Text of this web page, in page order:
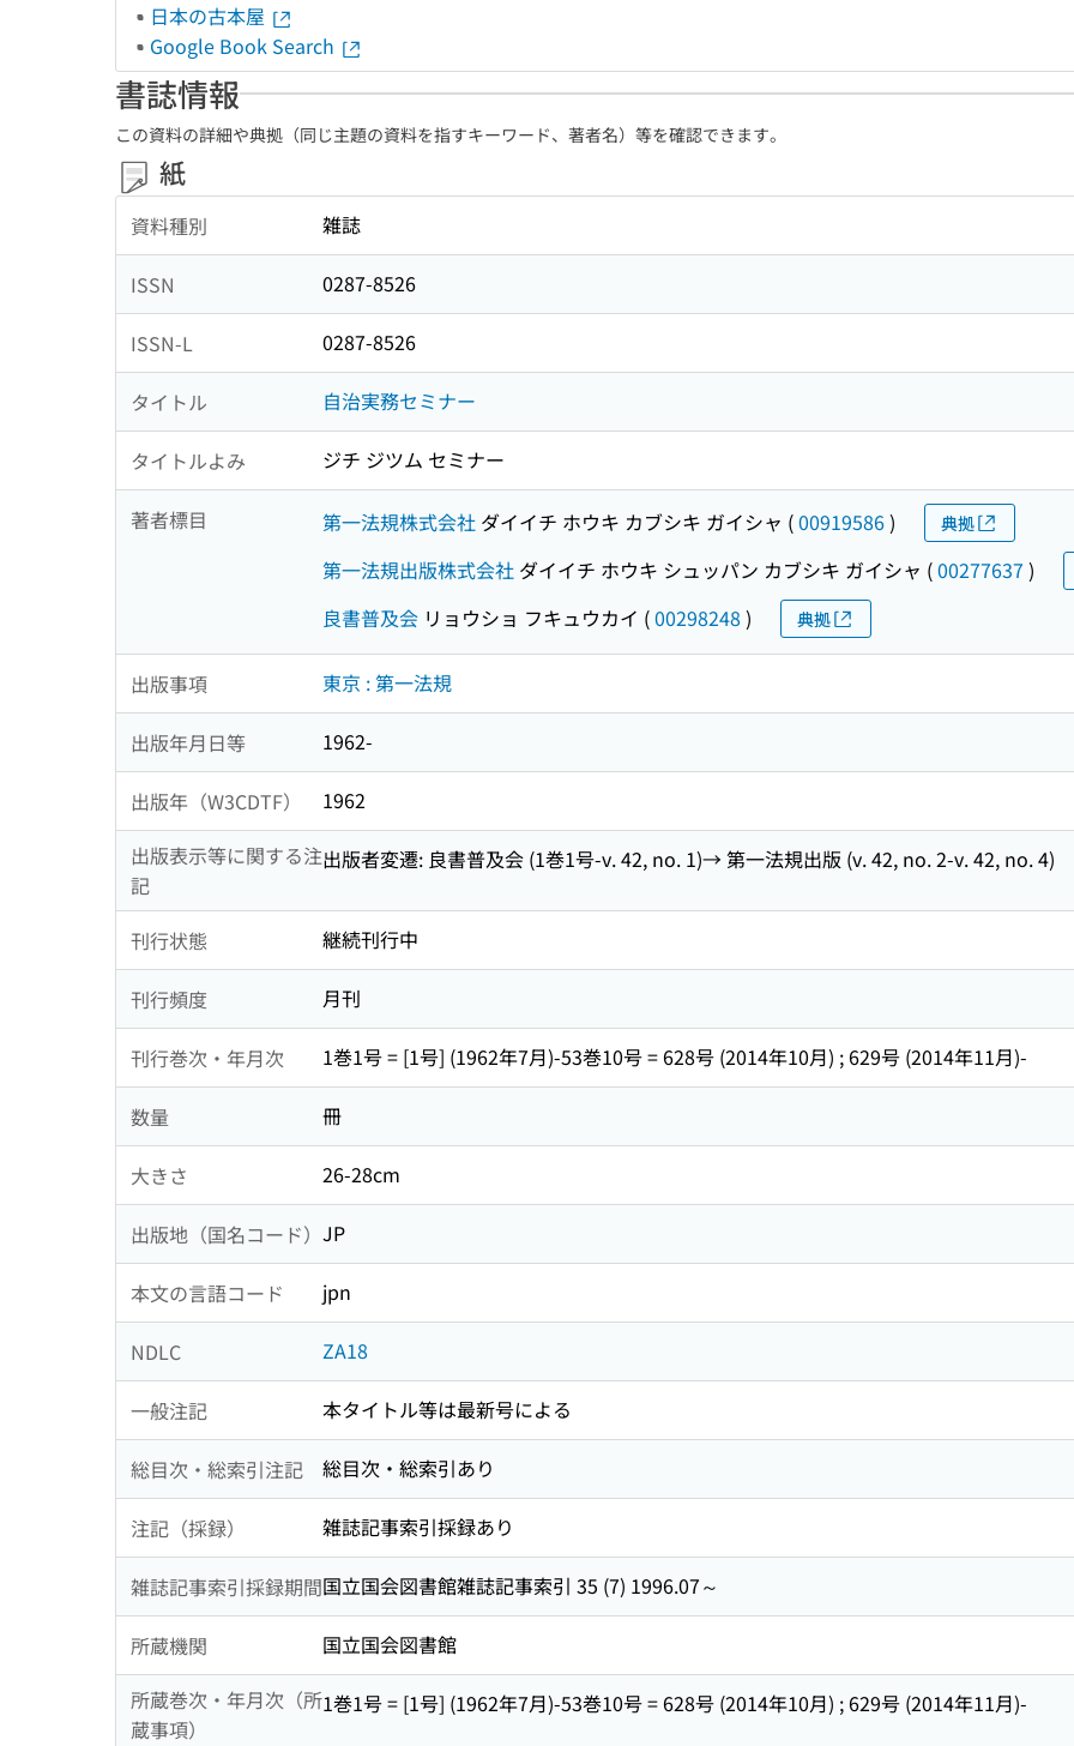
日本の古本屋
Google Book Search
書誌情報
この資料の詳細や典拠（同じ主題の資料を指すキーワード、著者名）等を確認できます。
紙
資料種別 雑誌
ISSN 0287-8526
ISSN-L 0287-8526
タイトル 自治実務セミナー
タイトルよみ ジチ ジツム セミナー
著者標目 第一法規株式会社 ダイイチ ホウキ カブシキ ガイシャ (00919586) 典拠
第一法規出版株式会社 ダイイチ ホウキ シュッパン カブシキ ガイシャ (00277637 )
良書普及会 リョウショ フキュウカイ (00298248 ) 典拠
出版事項 東京 : 第一法規
出版年月日等 1962-
出版年（W3CDTF）
1962
出版表示等に関する注
記
出版者変遷: 良書普及会 (1巻1号-v. 42, no. 1)→ 第一法規出版 (v. 42, no. 2-v. 42, no. 4)
刊行状態 継続刊行中
刊行頻度 月刊
刊行巻次・年月次 1巻1号 = [1号] (1962年7月)-53巻10号 = 628号 (2014年10月) ; 629号 (2014年11月)-
数量 冊
大きさ 26-28cm
出版地（国名コード） JP
本文の言語コード jpn
NDLC ZA18
一般注記 本タイトル等は最新号による
総目次・総索引注記 総目次・総索引あり
注記（採録） 雑誌記事索引採録あり
雑誌記事索引採録期間国立国会図書館雑誌記事索引 35 (7) 1996.07～
所蔵機関
国立国会図書館
所蔵巻次・年月次（所
蔵事項）
1巻1号 = [1号] (1962年7月)-53巻10号 = 628号 (2014年10月) ; 629号 (2014年11月)-